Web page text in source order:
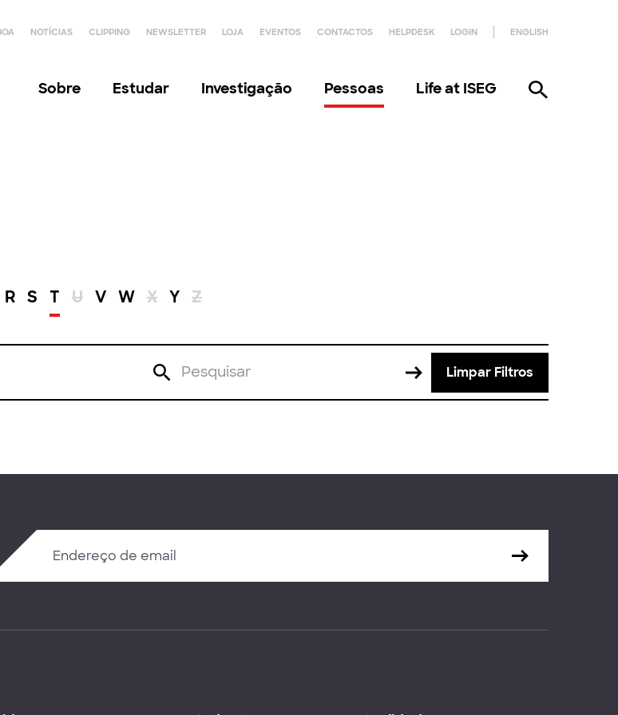
NOTÍCIAS CLIPPING NEWSLETTER LOJA EVENTOS CONTACTOS HELPDESK LOGIN ENGLISH
Sobre Estudar Investigação Pessoas Life at ISEG
R S T U V W X Y Z
Limpar Filtros